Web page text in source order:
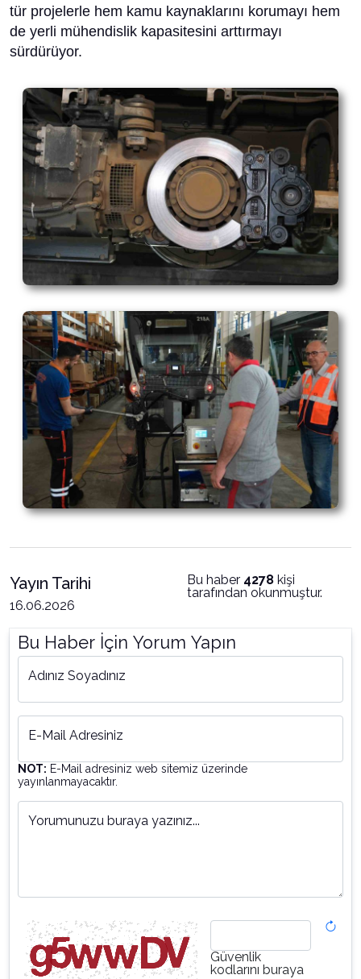
tür projelerle hem kamu kaynaklarını korumayı hem
de yerli mühendislik kapasitesini arttırmayı
sürdürüyor.
Yayın Tarihi
16.06.2026
Bu haber 4278 kişi
tarafından okunmuştur.
Bu Haber İçin Yorum Yapın
Adınız Soyadınız
E-Mail Adresiniz
NOT: E-Mail adresiniz web sitemiz üzerinde
yayınlanmayacaktır.
Yorumunuzu buraya yazınız...
Güvenlik
kodlarını buraya